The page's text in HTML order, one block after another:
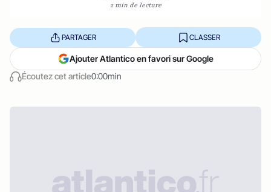
2 min de lecture
Écoutez cet article0:00min
PARTAGER CLASSER
Ajouter Atlantico en favori sur Google